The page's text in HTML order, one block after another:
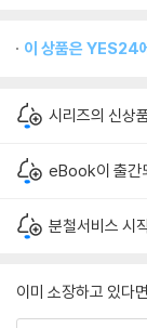
이 상품은 YES24
시리즈의 신상
eBook이 출간
분철서비스 시
이미 소장하고 있다